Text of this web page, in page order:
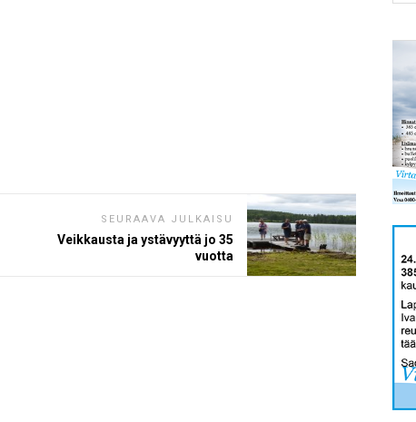
SEURAAVA JULKAISU
Veikkausta ja ystävyyttä jo 35
vuotta